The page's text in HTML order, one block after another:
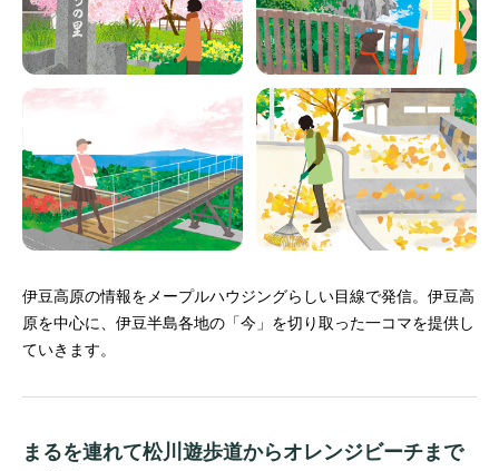
伊豆高原の情報をメープルハウジングらしい目線で発信。 伊豆高
原を中心に、伊豆半島各地の「今」を切り取った一コマを提供し
ていきます。
まるを連れて松川遊歩道からオレンジビーチまで